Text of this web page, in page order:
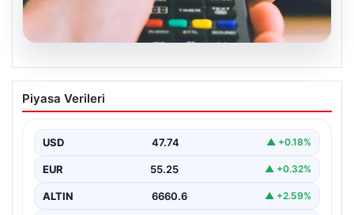
Türksat 3A Uydu Hizmetlerine Son
Dönem Uyarısı: Kanal Güncellemeleri
Türksat 3A uydusu, uzun yıllar boyunca Türkiye'nin
Piyasa Verileri
USD 47.74 ▲ +0.18%
EUR 55.25 ▲ +0.32%
ALTIN 6660.6 ▲ +2.59%